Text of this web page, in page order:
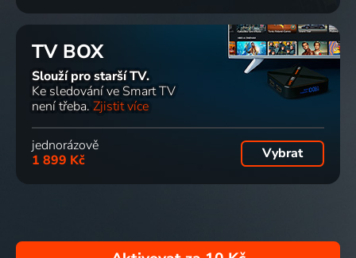
TV BOX
Slouží pro starší TV.
Ke sledování ve Smart TV
není třeba. Zjistit více
jednorázově
1 899 Kč
Vybrat